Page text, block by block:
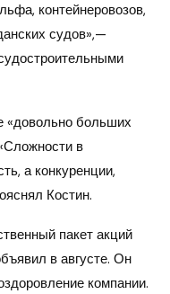
контейнеровозов,
судов»,—
«довольно больших
в
а конкуренции,
Костин.
пакет акций
в августе. Он
компании.